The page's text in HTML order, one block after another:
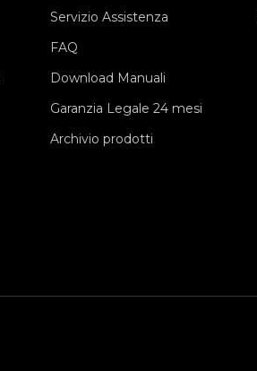
Servizio Assistenza
FAQ
Download Manuali
Garanzia Legale 24 mesi
Archivio prodotti